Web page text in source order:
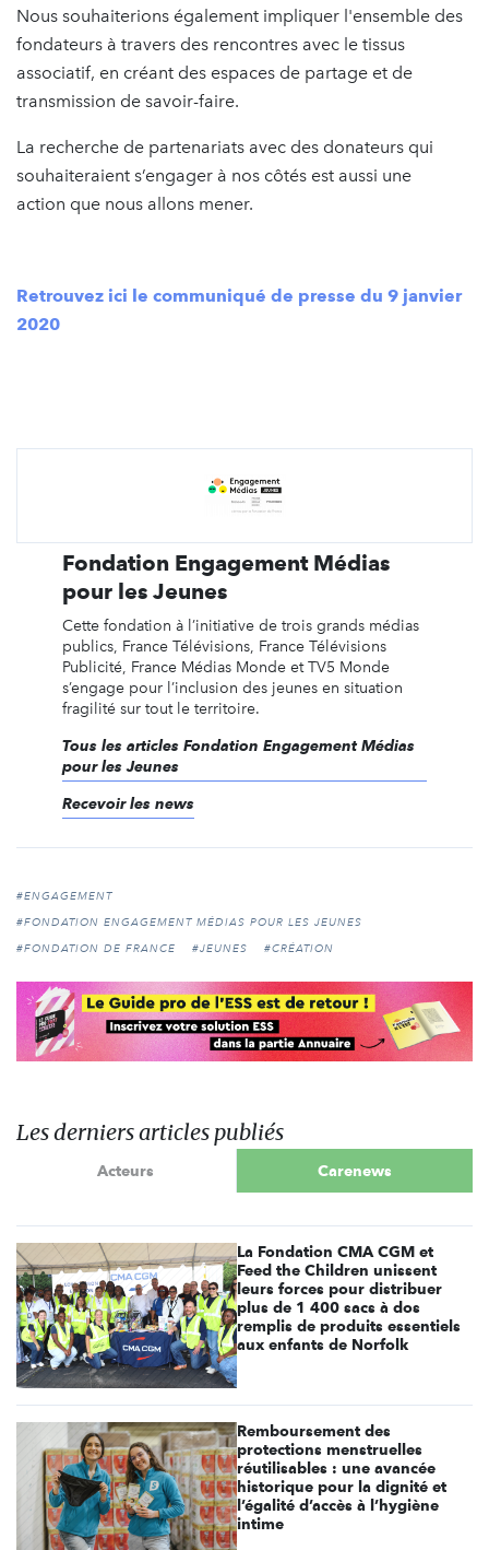
Nous souhaiterions également impliquer l'ensemble des
fondateurs à travers des rencontres avec le tissus
associatif, en créant des espaces de partage et de
transmission de savoir-faire.
La recherche de partenariats avec des donateurs qui
souhaiteraient s’engager à nos côtés est aussi une
action que nous allons mener.
Retrouvez ici le communiqué de presse du 9 janvier
2020
Fondation Engagement Médias
pour les Jeunes
Cette fondation à l’initiative de trois grands médias
publics, France Télévisions, France Télévisions
Publicité, France Médias Monde et TV5 Monde
s’engage pour l’inclusion des jeunes en situation
fragilité sur tout le territoire.
Tous les articles Fondation Engagement Médias
pour les Jeunes
Recevoir les news
#ENGAGEMENT
#FONDATION ENGAGEMENT MÉDIAS POUR LES JEUNES
#FONDATION DE FRANCE
#JEUNES #CRÉATION
Les derniers articles publiés
Acteurs Carenews
La Fondation CMA CGM et
Feed the Children unissent
leurs forces pour distribuer
plus de 1 400 sacs à dos
remplis de produits essentiels
aux enfants de Norfolk
Remboursement des
protections menstruelles
réutilisables : une avancée
historique pour la dignité et
l’égalité d’accès à l’hygiène
intime